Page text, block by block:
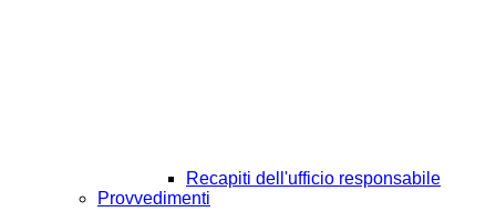
Recapiti dell'ufficio responsabile
Provvedimenti